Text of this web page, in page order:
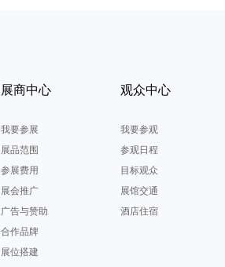
展商中心
我要参展
展品范围
参展费用
展会推广
广告与赞助
合作品牌
展位搭建
观众中心
我要参观
参观日程
目标观众
展馆交通
酒店住宿